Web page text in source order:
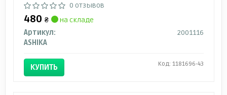
0 отзывов
480 ₴
на складе
Артикул:
2001116
ASHIKA
КУПИТЬ Код: 1181696-43